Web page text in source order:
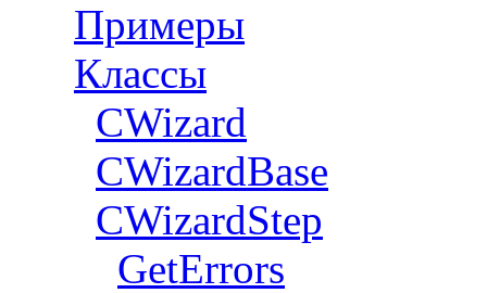
Примеры
Классы
CWizard
СWizardBase
CWizardStep
GetErrors